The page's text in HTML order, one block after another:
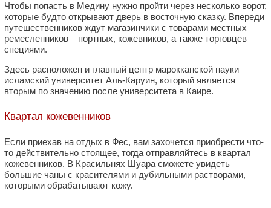
Чтобы попасть в Медину нужно пройти через несколько ворот,
которые будто открывают дверь в восточную сказку. Впереди
путешественников ждут магазинчики с товарами местных
ремесленников – портных, кожевников, а также торговцев
специями.
Здесь расположен и главный центр марокканской науки –
исламский университет Аль-Каруин, который является
вторым по значению после университета в Каире.
Квартал кожевенников
Если приехав на отдых в Фес, вам захочется приобрести что-
то действительно стоящее, тогда отправляйтесь в квартал
кожевенников. В Красильнях Шуара сможете увидеть
большие чаны с красителями и дубильными растворами,
которыми обрабатывают кожу.